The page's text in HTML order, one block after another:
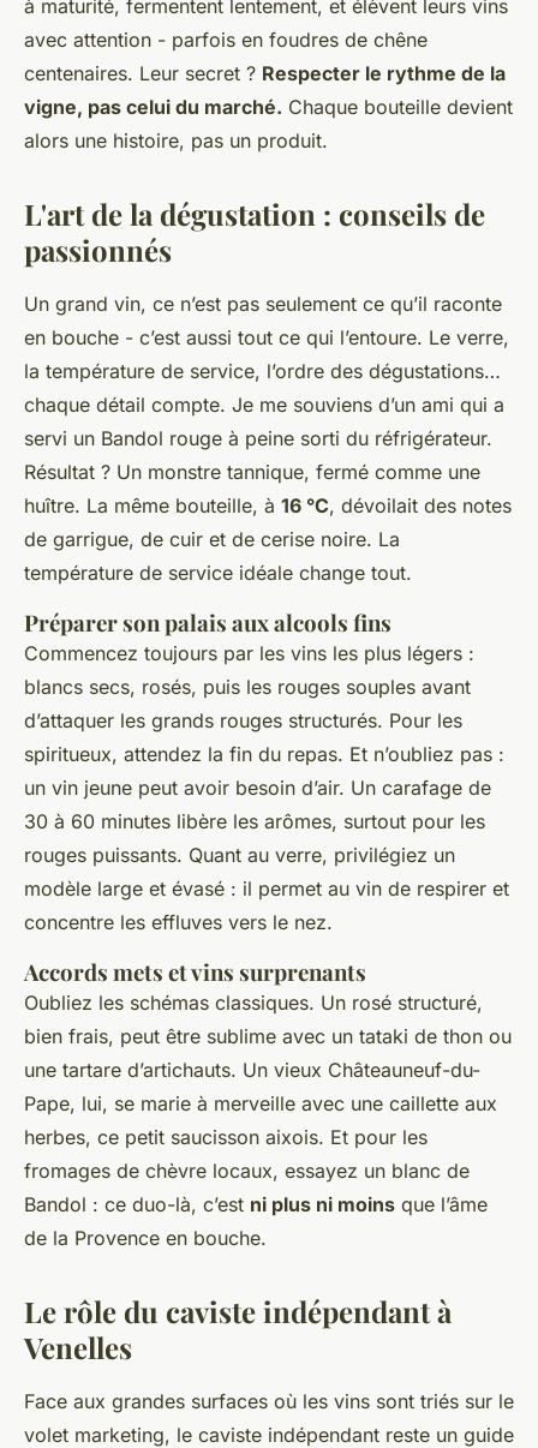
à maturité, fermentent lentement, et élèvent leurs vins
avec attention - parfois en foudres de chêne
centenaires. Leur secret ? Respecter le rythme de la
vigne, pas celui du marché. Chaque bouteille devient
alors une histoire, pas un produit.
L'art de la dégustation : conseils de
passionnés
Un grand vin, ce n’est pas seulement ce qu’il raconte
en bouche - c’est aussi tout ce qui l’entoure. Le verre,
la température de service, l’ordre des dégustations…
chaque détail compte. Je me souviens d’un ami qui a
servi un Bandol rouge à peine sorti du réfrigérateur.
Résultat ? Un monstre tannique, fermé comme une
huître. La même bouteille, à 16 °C, dévoilait des notes
de garrigue, de cuir et de cerise noire. La
température de service idéale change tout.
Préparer son palais aux alcools fins
Commencez toujours par les vins les plus légers :
blancs secs, rosés, puis les rouges souples avant
d’attaquer les grands rouges structurés. Pour les
spiritueux, attendez la fin du repas. Et n’oubliez pas :
un vin jeune peut avoir besoin d’air. Un carafage de
30 à 60 minutes libère les arômes, surtout pour les
rouges puissants. Quant au verre, privilégiez un
modèle large et évasé : il permet au vin de respirer et
concentre les effluves vers le nez.
Accords mets et vins surprenants
Oubliez les schémas classiques. Un rosé structuré,
bien frais, peut être sublime avec un tataki de thon ou
une tartare d’artichauts. Un vieux Châteauneuf-du-
Pape, lui, se marie à merveille avec une caillette aux
herbes, ce petit saucisson aixois. Et pour les
fromages de chèvre locaux, essayez un blanc de
Bandol : ce duo-là, c’est ni plus ni moins que l’âme
de la Provence en bouche.
Le rôle du caviste indépendant à
Venelles
Face aux grandes surfaces où les vins sont triés sur le
volet marketing, le caviste indépendant reste un guide